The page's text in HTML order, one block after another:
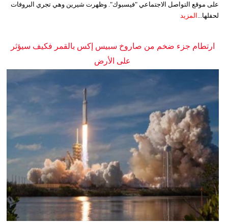
على موقع التواصل الاجتماعي "فيسبوك". وظهرت شيرين وهي تجري البروفات
لحفلها... المزيد
ارتطام جزء ضخم من صاروخ سبيس إكس بالقمر فكيف سيؤثر
على الأرض